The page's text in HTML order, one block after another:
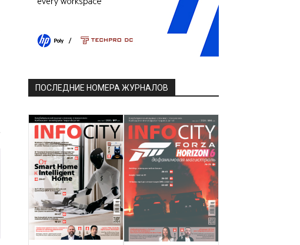
ПОСЛЕДНИЕ НОМЕРА ЖУРНАЛОВ